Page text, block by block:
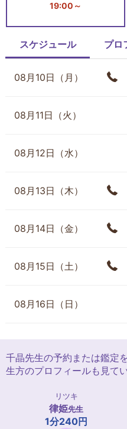
19:00～
スケジュール プロ
08月10日（月）
08月11日（火）
08月12日（水）
08月13日（木）
08月14日（金）
08月15日（土）
08月16日（日）
千晶先生の予約または鑑定
生方のプロフィールも見てい
リツキ
律姫先生
1分240円